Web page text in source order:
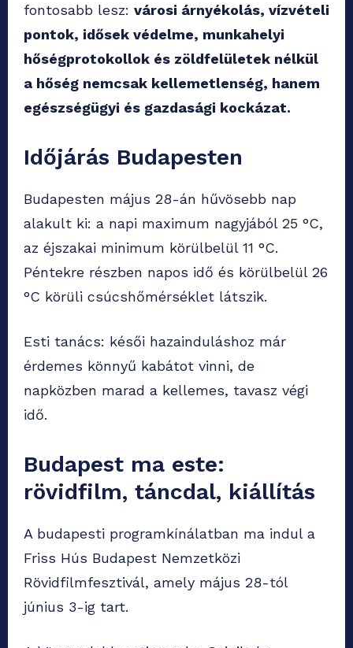
fontosabb lesz: városi árnyékolás, vízvételi
pontok, idősek védelme, munkahelyi
hőségprotokollok és zöldfelületek nélkül
a hőség nemcsak kellemetlenség, hanem
egészségügyi és gazdasági kockázat.
Időjárás Budapesten
Budapesten május 28-án hűvösebb nap
alakult ki: a napi maximum nagyjából 25 °C,
az éjszakai minimum körülbelül 11 °C.
Péntekre részben napos idő és körülbelül 26
°C körüli csúcshőmérséklet látszik.
Esti tanács: késői hazainduláshoz már
érdemes könnyű kabátot vinni, de
napközben marad a kellemes, tavasz végi
idő.
Budapest ma este:
rövidfilm, táncdal, kiállítás
A budapesti programkínálatban ma indul a
Friss Hús Budapest Nemzetközi
Rövidfilmfesztivál, amely május 28-tól
június 3-ig tart.